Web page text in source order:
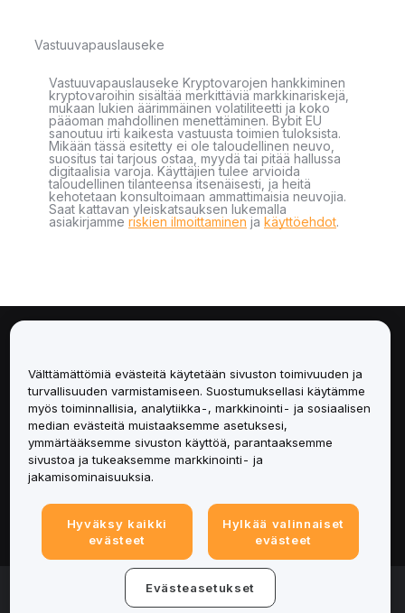
Vastuuvapauslauseke
Vastuuvapauslauseke Kryptovarojen hankkiminen
kryptovaroihin sisältää merkittäviä markkinariskejä,
mukaan lukien äärimmäinen volatiliteetti ja koko
pääoman mahdollinen menettäminen. Bybit EU
sanoutuu irti kaikesta vastuusta toimien tuloksista.
Mikään tässä esitetty ei ole taloudellinen neuvo,
suositus tai tarjous ostaa, myydä tai pitää hallussa
digitaalisia varoja. Käyttäjien tulee arvioida
taloudellinen tilanteensa itsenäisesti, ja heitä
kehotetaan konsultoimaan ammattimaisia neuvojia.
Saat kattavan yleiskatsauksen lukemalla
asiakirjamme riskien ilmoittaminen ja käyttöehdot.
Palvelut
Tuki
Tuotteet
Lakiasiat
© 2025-2026 Bybit.eu. Kaikki oikeudet pidätetään.
Välttämättömiä evästeitä käytetään sivuston toimivuuden ja
turvallisuuden varmistamiseen. Suostumuksellasi käytämme
myös toiminnallisia, analytiikka-, markkinointi- ja sosiaalisen
median evästeitä muistaaksemme asetuksesi,
ymmärtääksemme sivuston käyttöä, parantaaksemme
sivustoa ja tukeaksemme markkinointi- ja
jakamisominaisuuksia.
Hyväksy kaikki
evästeet
Hylkää valinnaiset
evästeet
Evästeasetukset